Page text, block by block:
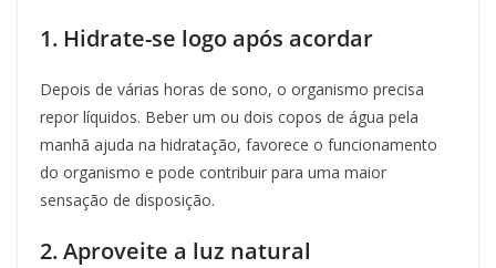
1. Hidrate-se logo após acordar
Depois de várias horas de sono, o organismo precisa
repor líquidos. Beber um ou dois copos de água pela
manhã ajuda na hidratação, favorece o funcionamento
do organismo e pode contribuir para uma maior
sensação de disposição.
2. Aproveite a luz natural